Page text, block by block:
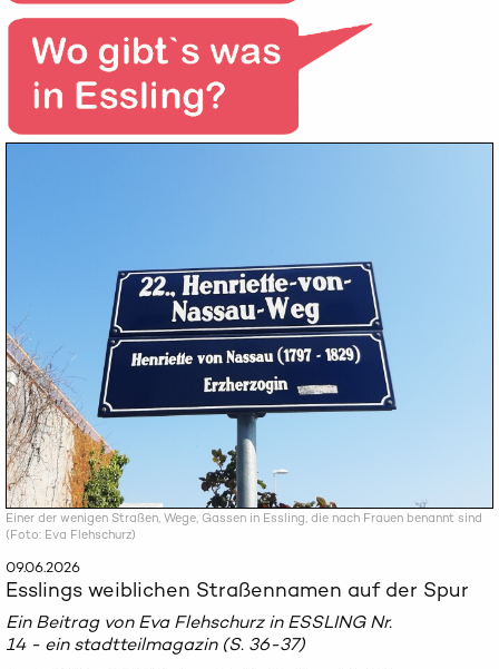
Einer der wenigen Straßen, Wege, Gassen in Essling, die nach Frauen benannt sind
(Foto: Eva Flehschurz)
09.06.2026
Esslings weiblichen Straßennamen auf der Spur
Ein Beitrag von Eva Flehschurz in ESSLING Nr.
14 - ein stadtteilmagazin (S. 36-37)